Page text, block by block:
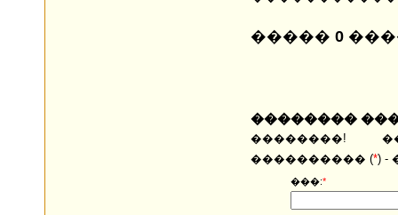
����� 0
��������
��������!
���������� (*)
���:*